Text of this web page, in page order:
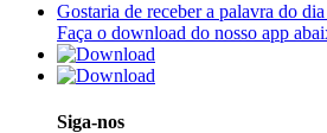
Gostaria de receber a palavra do
Faça o download do nosso app
Siga-nos